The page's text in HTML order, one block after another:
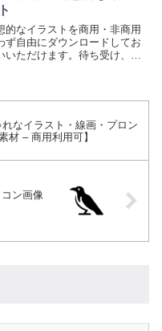
的なイラストを商用・非商用
ず自由にダウンロードしてお
いただけます。待ち受け、壁
れなイラスト・線画・プロン
材 – 商用利用可】
コン画像